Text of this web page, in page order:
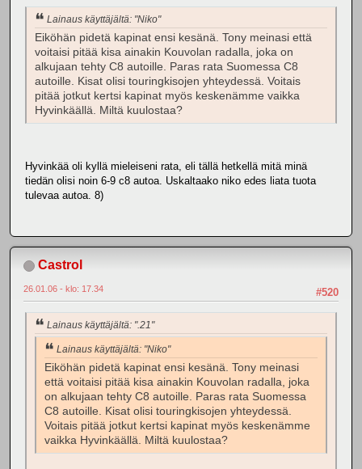
Lainaus käyttäjältä: "Niko"
Eiköhän pidetä kapinat ensi kesänä. Tony meinasi että
voitaisi pitää kisa ainakin Kouvolan radalla, joka on
alkujaan tehty C8 autoille. Paras rata Suomessa C8
autoille. Kisat olisi touringkisojen yhteydessä. Voitais
pitää jotkut kertsi kapinat myös keskenämme vaikka
Hyvinkäällä. Miltä kuulostaa?
Hyvinkää oli kyllä mieleiseni rata, eli tällä hetkellä mitä minä
tiedän olisi noin 6-9 c8 autoa. Uskaltaako niko edes liata tuota
tulevaa autoa. 8)
Castrol
#520
26.01.06 - klo: 17.34
Lainaus käyttäjältä: ".21"
Lainaus käyttäjältä: "Niko"
Eiköhän pidetä kapinat ensi kesänä. Tony meinasi
että voitaisi pitää kisa ainakin Kouvolan radalla, joka
on alkujaan tehty C8 autoille. Paras rata Suomessa
C8 autoille. Kisat olisi touringkisojen yhteydessä.
Voitais pitää jotkut kertsi kapinat myös keskenämme
vaikka Hyvinkäällä. Miltä kuulostaa?